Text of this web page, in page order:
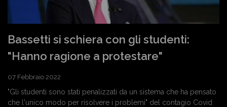
Bassetti si schiera con gli studenti:
"Hanno ragione a protestare"
07 Febbraio 2022
"Gli studenti sono stati penalizzati da un sistema che ha pensato
che l'unico modo per risolvere i problemi" del contagio Covid